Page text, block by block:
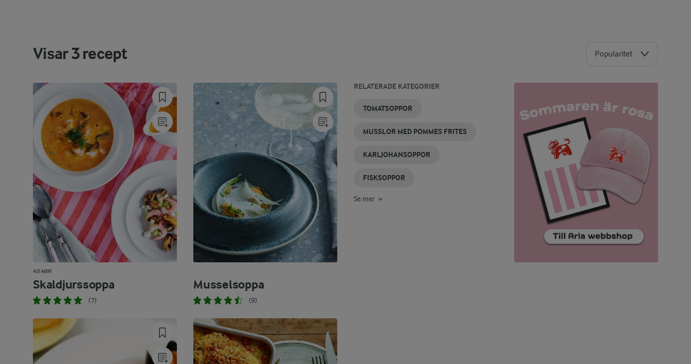
Visar3recept Popularitet
40 MIN
Skaldjurssoppa
(7)
Musselsoppa
(9)
RELATERADE KATEGORIER
TOMATSOPPOR
MUSSLOR MED POMMES FRITES
KARLJOHANSOPPOR
FISKSOPPOR
BROCCOLISOPPOR
SOPPOR
SOPPOR MED
CHAMPINJONER
LÖKSOPPA
JORDÄRTSKOCKASOPPA
SPENATSOPPA
Se mer